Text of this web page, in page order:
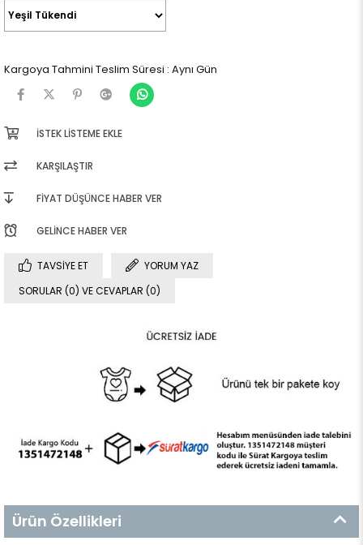
Kargoya Tahmini Teslim Süresi : Aynı Gün
İSTEK LISTEME EKLE
KARŞILAŞTIR
FIYAT DÜŞÜNCE HABER VER
GELINCE HABER VER
TAVSIYE ET
YORUM YAZ
SORULAR (0) VE CEVAPLAR (0)
Ürün Özellikleri